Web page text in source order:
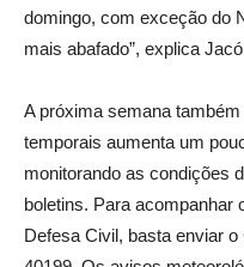
domingo, com exceção do
mais abafado”, explica
A próxima semana
temporais aumenta um
monitorando as condições
boletins. Para acompanhar
Defesa Civil, basta enviar